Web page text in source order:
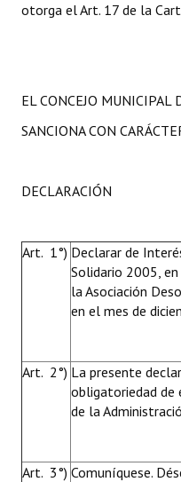
otorga el Art. 17 de la
EL CONCEJO MUNICIPAL
SANCIONA CON
DECLARACIÓN
Art. 1°) Declarar de
Solidario 2005,
la Asociación
en el mes de
Art. 2°) La presente
obligatoriedad de
de la
Art. 3°) Comuníquese.